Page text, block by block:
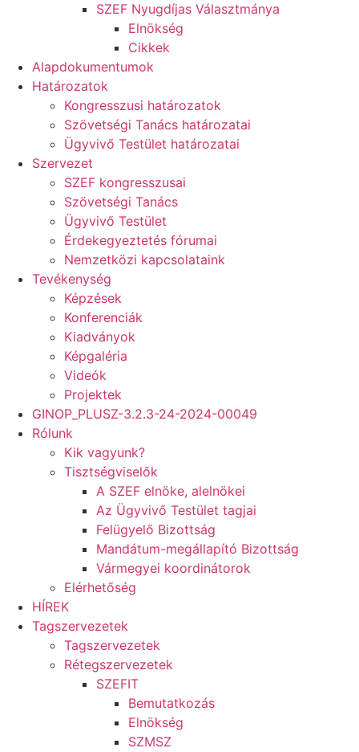
SZEF Nyugdíjas Választmánya
Elnökség
Cikkek
Alapdokumentumok
Határozatok
Kongresszusi határozatok
Szövetségi Tanács határozatai
Ügyvivő Testület határozatai
Szervezet
SZEF kongresszusai
Szövetségi Tanács
Ügyvivő Testület
Érdekegyeztetés fórumai
Nemzetközi kapcsolataink
Tevékenység
Képzések
Konferenciák
Kiadványok
Képgaléria
Videók
Projektek
GINOP_PLUSZ-3.2.3-24-2024-00049
Rólunk
Kik vagyunk?
Tisztségviselők
A SZEF elnöke, alelnökei
Az Ügyvivő Testület tagjai
Felügyelő Bizottság
Mandátum-megállapító Bizottság
Vármegyei koordinátorok
Elérhetőség
HÍREK
Tagszervezetek
Tagszervezetek
Rétegszervezetek
SZEFIT
Bemutatkozás
Elnökség
SZMSZ